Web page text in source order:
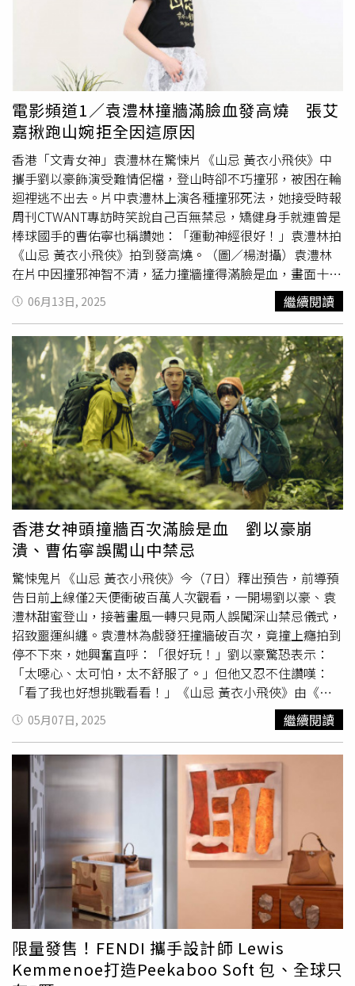
出血、生活或工作無法長期休息、免疫力較差的人李英瑜醫
師表示，雷射消融痔瘡手術快速恢復、低度疼痛，痔瘡治療
邁入新世代。痔瘡不再需要「忍痛等切除」，透過雷射消融
手術，患者如同經歷一場「魔術」般的治療，溫和而有效，
讓生活品質大幅提升。痔瘡分成4個等級 嚴重可能出血或
組織壞死痔瘡是人體正常存在於肛門的「 軟墊」結構，由血
管與結締組織組成，平時幫助肛門閉合、避免排便外漏。當
腹壓升高（如長時間久坐、便祕、懷孕、過度用力排便）、
血液循環不良或肛門組織退化時，這些軟墊會逐漸膨脹、鬆
弛與脫垂，進而引發腫脹、搔癢、異物感、出血，甚至疼
痛。痔瘡的發展通常可分為四個等級：第一級：僅出血，無
脫垂第二級：排便時脫垂，排便後可自行回復第三級：脫垂
需用手推回第四級：無法推回，可能合併血栓或壞死痔瘡初
期可透過飲食調整、藥物控制緩解，並利用坐浴、減少久坐
來住血液循環，但如果持續惡化或反覆發作，就需考慮手術
治療。【延伸閱讀】久坐族、孕媽咪、長輩痔瘡高危險群
醫師分享非藥物舒緩新對策！痔瘡導致排便疼痛、出血該怎
麼辦？ 醫師建議4族群可考慮手術治療！
https://www.healthnews.com.tw/readnews.php?
id=65544
電影頻道1／袁澧林撞牆滿臉血發高燒 張艾
嘉揪跑山婉拒全因這原因
香港「文青女神」袁澧林在驚悚片《山忌 黃衣小飛俠》中
攜手劉以豪飾演受難情侶檔，登山時卻不巧撞邪，被困在輪
迴裡逃不出去。片中袁澧林上演各種撞邪死法，她接受時報
周刊CTWANT專訪時笑說自己百無禁忌，矯健身手就連曾是
棒球國手的曹佑寧也稱讚她：「運動神經很好！」袁澧林拍
《山忌 黃衣小飛俠》拍到發高燒。（圖／楊澍攝）袁澧林
在片中因撞邪神智不清，猛力撞牆撞得滿臉是血，畫面十分
驚悚，但戲外的她卻直呼有趣，表示拍攝當下前方有軟墊，
靠反作用力彈回來就好，「我撞ㄧ定有超過100下了，有個
瞬間可以彈回來，曹佑寧還說我運動體質很好。」熱愛運動
的她，本來就熱愛打排球、踢足球也愛瑜伽，這趟來台拍
攝，也因此喜歡上台灣的山林，「感覺很有靈氣，薄霧再加
上陽光打下來，像仙境一樣。」還透露張艾嘉曾約她去香港
跑山，在山上晨跑，但她一聽到要早起就打退堂鼓，笑說：
「張姐說是早上五六點，跑完可以吃早餐，我就說下次再參
加。」袁澧林本身沒有靈異體質。（圖／楊澍攝）袁澧林本
身沒有靈異體質，這趟來台拍鬼片，經紀公司特地找來在台
大學生來當助理，助理體質敏感，有時候經過山區就會頭痛
想吐，每次收工就下山拜拜，也替她求來一堆護身符，「我
最近才想到，助理她有一次去拜拜，廟公就叫她不要再上山
了，不知道會發生什麼事。」袁澧林拍《山忌 黃衣小飛
俠》十分辛苦，一場浴缸溺水戲讓她苦不堪言。（圖／威視
提供）電影裡還有她跟劉以豪、曹佑寧在山中大雨受困的戲
碼，當天低溫十幾度又渾身濕透，一收工她跟曹佑寧就發高
燒，「一整天登山鞋都是濕的，皮膚增厚3層，回家我跟小
曹都發燒，感覺像是身體要抵抗寒冷，還好起床就退燒
了。」《山忌 黃衣小飛俠》現正上映中。
06月13日, 2025 繼續閱讀
香港女神頭撞牆百次滿臉是血 劉以豪崩
潰、曹佑寧誤闖山中禁忌
驚悚鬼片《山忌 黃衣小飛俠》今（7日）釋出預告，前導預
告日前上線僅2天便衝破百萬人次觀看，一開場劉以豪、袁
澧林甜蜜登山，接著畫風一轉只見兩人誤闖深山禁忌儀式，
招致噩運糾纏。袁澧林為戲發狂撞牆破百次，竟撞上癮拍到
停不下來，她興奮直呼：「很好玩！」劉以豪驚恐表示：
「太噁心、太可怕，太不舒服了。」但他又忍不住讚嘆：
「看了我也好想挑戰看看！」《山忌 黃衣小飛俠》由《紅
衣小女孩》團隊操刀、金鐘提名導演蔡佳穎執導，劉以豪、
袁澧林、曹佑寧三人誤闖神秘山祭儀式，一步步墜入無法掙
脫的命運詛咒。袁澧林可說是全片最「慘」角色，所有受苦
的場面幾乎一手包辦，甚至為戲用頭猛撞牆超過百次，她笑
說當時撞到欲罷不能，「真的很好玩、很過癮！大概拍了10
個鏡頭，每次都至少撞10幾下，總數肯定超過百次以上。」
袁澧林表示，劇組在牆面備有
軟墊 ，可以放心用力撞，平時
總是會有情緒崩潰想撞牆的時刻，現在能把心裡的想法實
現，玩得超開心，更自豪說：「拍完後臉上血漬黏滿頭髮，
意外很有美感！」《山忌 黃衣小飛俠》袁澧林受苦場面一
手包辦，撞牆戲演到欲罷不能。（圖／威視提供）劉以豪在
片中目睹女友中邪失常，反覆承受多重痛苦打擊，崩潰演技
全開，他忍不住說：「演到後來我心裡想，讓我來吧！我想
跟她交換！」雖然角色身陷痛苦，但在片場看袁澧林成魔般
的演技大爆發，他又感到躍躍欲試，越看越覺得：「太好玩
05月07日, 2025 繼續閱讀
限量發售！FENDI 攜手設計師 Lewis
Kemmenoe打造Peekaboo Soft 包、全球只